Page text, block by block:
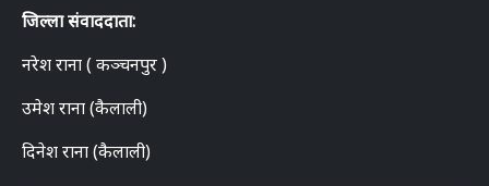
जिल्ला संवाददाता:
नरेश राना ( कञ्चनपुर )
उमेश राना (कैलाली)
दिनेश राना (कैलाली)